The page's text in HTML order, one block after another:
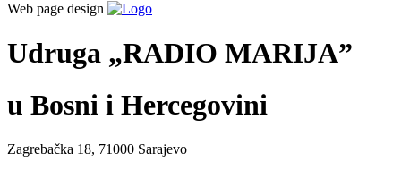
Web page design
Udruga „RADIO MARIJA”
u Bosni i Hercegovini
Zagrebačka 18, 71000 Sarajevo